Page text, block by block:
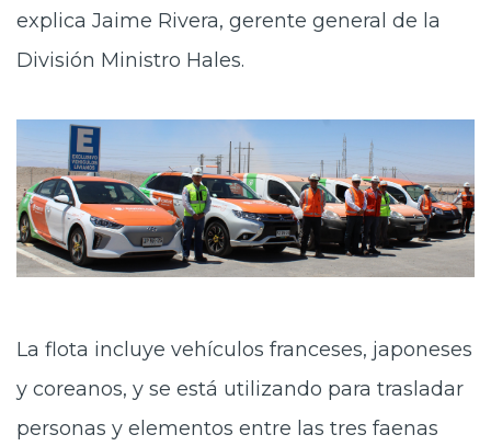
explica Jaime Rivera, gerente general de la
División Ministro Hales.
La flota incluye vehículos franceses, japoneses
y coreanos, y se está utilizando para trasladar
personas y elementos entre las tres faenas